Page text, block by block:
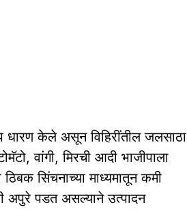
धारण केले असून विहिरींतील जलसाठा
वांगी, मिरची आदी भाजीपाला
सिंचनाच्या माध्यमातून कमी
अपुरे पडत असल्याने उत्पादन